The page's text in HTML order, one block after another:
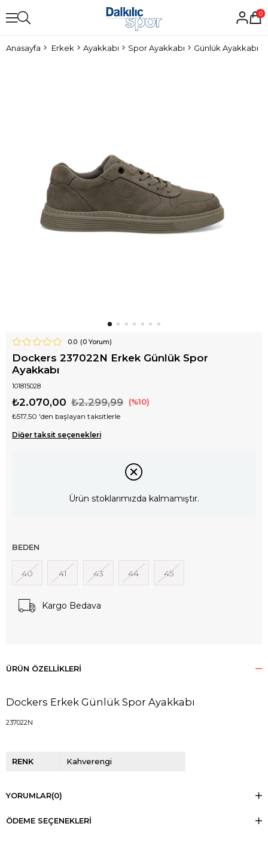
0
Anasayfa Erkek Ayakkabı Spor Ayakkabı Günlük Ayakkabı
0.0 (0Yorum)
Dockers 237022N Erkek Günlük Spor
Ayakkabı
101815028
₺2.299,99
₺2.070,00 10
₺517,50 'den başlayan taksitlerle
Diğer taksit seçenekleri
Ürün stoklarımızda kalmamıştır.
BEDEN
40 41 43 44 45
Kargo Bedava
ÜRÜN ÖZELLIKLERI
Dockers Erkek Günlük Spor Ayakkabı
237022N
RENK Kahverengi
YORUMLAR(0)
ÖDEME SEÇENEKLERI